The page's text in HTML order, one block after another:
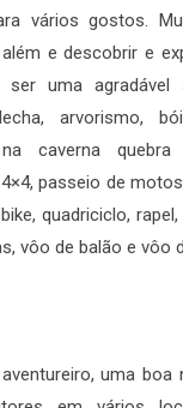
vários gostos.
e descobrir e
ser uma agradável
arvorismo,
caverna quebra
passeio de
quadriciclo,
vôo de balão e vôo
uma boa